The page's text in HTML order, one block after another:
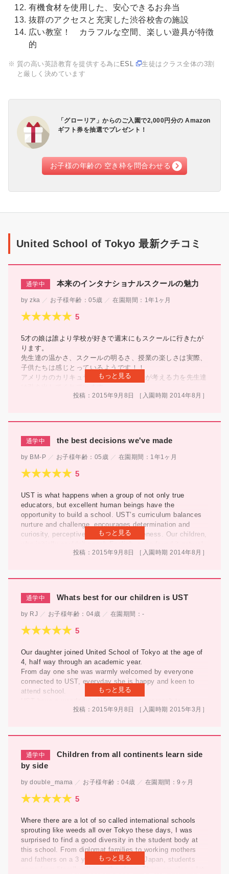
有機食材を使用した、安心できるお弁当
抜群のアクセスと充実した渋谷校舎の施設
広い教室！ カラフルな空間、楽しい遊具が特徴
的
質の高い英語教育を提供する為に ESL
生徒はクラス全体の3割
と厳しく決めています
「グローリア」からのご入園で2,000円分の Amazon
ギフト券を抽選でプレゼント！
お子様の年齢の 空き枠を 問合わせる
チ
コ
ミ
United School of Tokyo 最新クチコミ
本来のインタナショナルスクールの魅力
zka お子様年齢：05歳 在園期間： 1年1ヶ月
5才の娘は誰より学校が好きで週末にもスクールに行きたが
ります。
先生達の温かさ、スクールの明るさ、授業の楽しさは実際、
子供たちは感じとっているようです！！
アメリカのカリキュラムを元に子供自らが考える力を先生達
何より嬉しいのは近所の公園に毎日連れていって外遊びをし
とても重要だと私は思うからです。
United School of Tokyoには20カ国以上のお友達がいま
す。
ここが他のインタナショナルスクールとの違いではないでし
本来のインタナショナルスクールの魅力でもある色んな国の
特徴、習慣などを自然に覚え
先生から教えてもらったお話だけではなく友達から教えても
らった事をよく家でもお話しています。
そのような環境の中で、娘が成長していける事がとてもうれ
もっと見る
投稿：2015年9月8日 ［入園時期2014年8月 ］
the best decisions we've made
BM-P お子様年齢： 05歳 在園期間： 1年1ヶ月
UST is what happens when a group of not only true
educators, but excellent human beings have the
opportunity to build a school. UST’s curriculum balances
nurture and challenge, encourages determination and
curiosity, perceptiveness and assertiveness. Our children,
thanks to the patience and love of everyone at the school.
harmony and fairness. Entrusting our children’s education
to UST is one of the best decisions we’ve made. We can’t
really praise it enough, and can fully recommend it as a
education to their children.
もっと見る
投稿：2015年9月8日 ［入園時期2014年8月 ］
Whats best for our children is UST
RJ お子様年齢： 04歳 在園期間：-
Our daughter joined United School of Tokyo at the age of
4, half way through an academic year.
From day one she was warmly welcomed by everyone
connected to UST, everyday she is happy and keen to
attend school.
teaching and education, the children are engaged, always
only be put down to the dedicated staff and school.
The school and its teachers show and reflect through the
pupils a healthy, creative and caring approach towards
learning and education.
children, and UST is just that.
We could not be happier or more confident to send our
daughter to United School of Tokyo.
もっと見る
投稿：2015年9月8日 ［入園時期2015年3月 ］
Children from all continents learn side
by side
double_mama お子様年齢：04歳 在園期間：9ヶ月
Where there are a lot of so called international schools
sprouting like weeds all over Tokyo these days, I was
surprised to find a good diversity in the student body at
this school. From diplomat families to working mothers
and fathers on a 3 year assignment in Japan, students
もっと見る